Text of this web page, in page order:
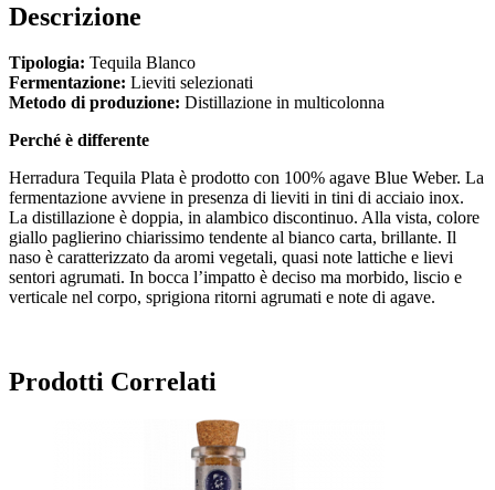
Descrizione
Tipologia: Tequila Blanco
Fermentazione: Lieviti selezionati
Metodo di produzione: Distillazione in multicolonna
Perché è differente
Herradura Tequila Plata è prodotto con 100% agave Blue Weber. La
fermentazione avviene in presenza di lieviti in tini di acciaio inox.
La distillazione è doppia, in alambico discontinuo. Alla vista, colore
giallo paglierino chiarissimo tendente al bianco carta, brillante. Il
naso è caratterizzato da aromi vegetali, quasi note lattiche e lievi
sentori agrumati. In bocca l’impatto è deciso ma morbido, liscio e
verticale nel corpo, sprigiona ritorni agrumati e note di agave.
Prodotti Correlati